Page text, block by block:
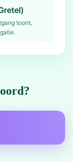
toont,